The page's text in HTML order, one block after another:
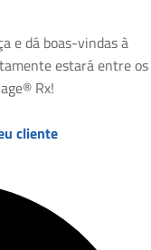
e dá boas-vindas à
estará entre os
Rx!
cliente